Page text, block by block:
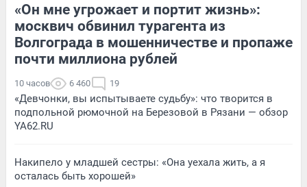
«Он мне угрожает и портит жизнь»:
москвич обвинил турагента из
Волгограда в мошенничестве и пропаже
почти миллиона рублей
10 часов 6 460 19
«Девчонки, вы испытываете судьбу»: что творится в
подпольной рюмочной на Березовой в Рязани — обзор
YA62.RU
Накипело у младшей сестры: «Она уехала жить, а я
осталась быть хорошей»